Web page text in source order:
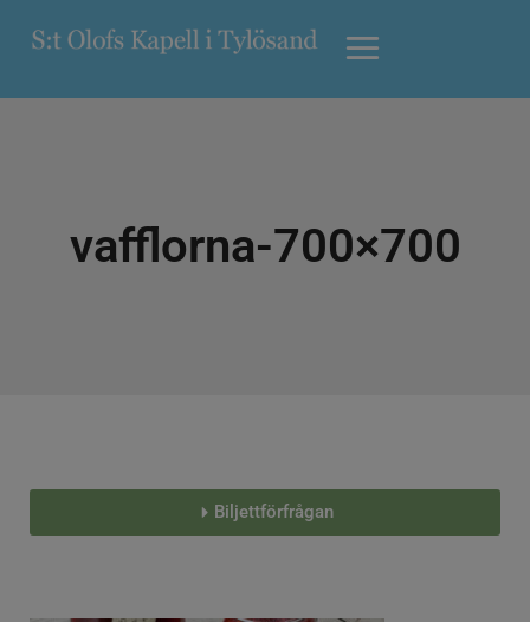
vafflorna-700×700
Biljettförfrågan